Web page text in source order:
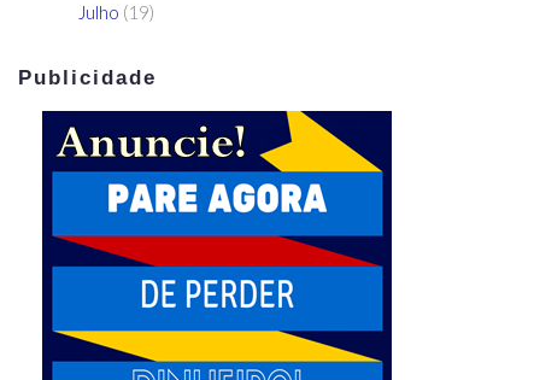
Julho (19)
Publicidade